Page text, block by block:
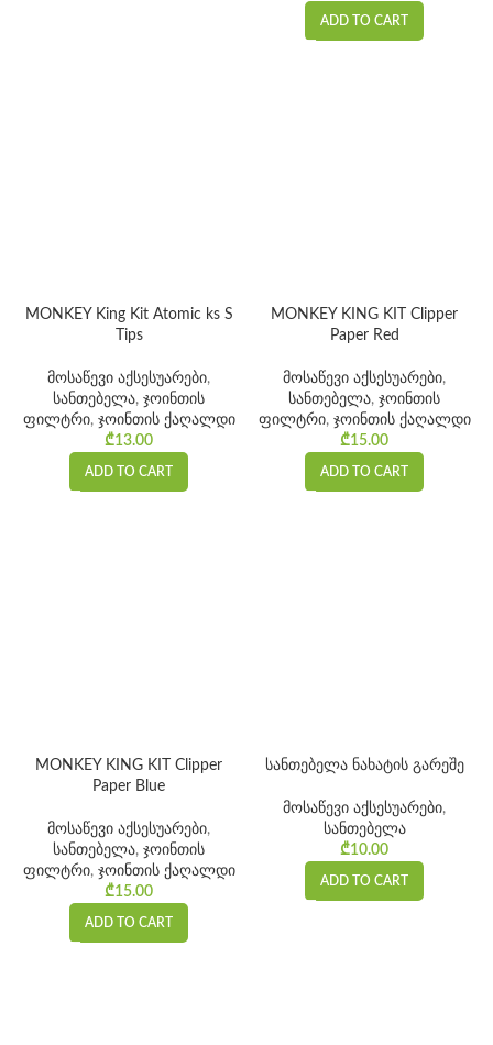
ADD TO CART
MONKEY King Kit Atomic ks S
Tips
მოსაწევი აქსესუარები,
სანთებელა, ჯოინთის
ფილტრი, ჯოინთის ქაღალდი
₾13.00
ADD TO CART
MONKEY KING KIT Clipper
Paper Red
მოსაწევი აქსესუარები,
სანთებელა, ჯოინთის
ფილტრი, ჯოინთის ქაღალდი
₾15.00
ADD TO CART
MONKEY KING KIT Clipper
Paper Blue
მოსაწევი აქსესუარები,
სანთებელა, ჯოინთის
ფილტრი, ჯოინთის ქაღალდი
₾15.00
ADD TO CART
სანთებელა ნახატის გარეშე
მოსაწევი აქსესუარები,
სანთებელა
₾10.00
ADD TO CART